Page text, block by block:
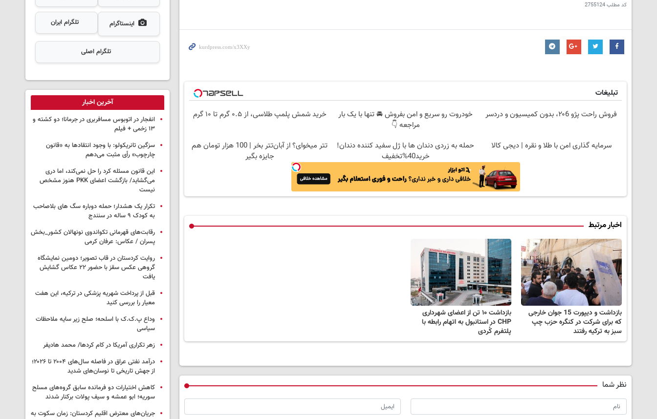
کد مطلب2755124
تبلیغات
فروش راحت پژو ۲۰6، بدون کمیسیون و دردسر
خودروت رو سریع و امن بفروش 🚘 تنها با یک بار
مراجعه 👇
خرید شمش پلمپ طلاسی، از ۰.۵ گرم تا ۱۰ گرم
سرمایه گذاری امن با طلا و نقره | دیجی کالا
حمله به زردی دندان ها با ژل سفید کننده دندان!
خرید40%تخفیف
تتر میخوای؟ از آبان‌تتر بخر | 100 هزار تومان هم
جایزه بگیر
اخبار مرتبط
بازداشت و دیپورت 15 جوان خارجی
که برای شرکت در کنگره حزب چپ
سبز به ترکیه رفتند
بازداشت ۱۰ تن از اعضای شهرداری
CHP در استانبول به اتهام رابطه با
پلتفرم کُردی
نظر شما
اینستاگرام تلگرام ایران
تلگرام اصلی
آخرین اخبار
انفجار در اتوبوس مسافربری در جرمانا؛ دو کشته و
۱۳ زخمی + فیلم
سزگین تانریکولو: با وجود انتقادها به «قانون
چارچوب» رأی مثبت می‌دهم
این قانون مسئله کرد را حل نمی‌کند، اما دری
می‌گشاید/ بازگشت اعضای PKK هنوز مشخص
نیست
تکرار یک هشدار؛ حمله دوباره سگ های بلاصاحب
به کودک ۹ ساله در سنندج
رقابت‌های قهرمانی تکواندوی نونهالان کشور_بخش
پسران / عکاس: عرفان کرمی
روایت کردستان در قاب تصویر؛ دومین نمایشگاه
گروهی عکس سقز با حضور ۲۲ عکاس گشایش
یافت
قبل از پرداخت شهریه پزشکی در ترکیه، این هفت
معیار را بررسی کنید
وداع پ.ک.ک با اسلحه؛ صلح زیر سایه ملاحظات
سیاسی
زهر تکراری آمریکا در کام کردها/ محمد هادیفر
درآمد نفتی عراق در فاصله سال‌های ۲۰۰۴ تا ۲۰۲۶؛
از جهش تاریخی تا نوسان‌های شدید
کاهش اختیارات دو فرمانده سابق گروه‌های مسلح
سوریه؛ ابو عمشه و سیف پولات برکنار شدند
جریان‌های معترض اقلیم کردستان: زمان سکوت به